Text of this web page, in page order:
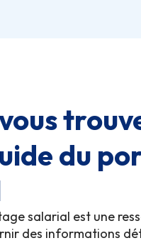
du
salarial est une
des informations